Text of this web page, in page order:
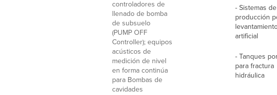
controladores de
llenado de bomba
de subsuelo
(PUMP OFF
Controller); equipos
acústicos de
medición de nivel
en forma continúa
para Bombas de
cavidades
- Sistemas de
producción
artificial
- Tanques
para fractura
hidráulica